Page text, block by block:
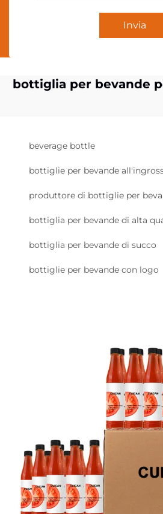
Invia
bottiglia per bevande
beverage bottle
bottiglie per bevande
produttore di bottiglie per
bottiglia per bevande di alta
bottiglia per bevande di succo
bottiglie per bevande con logo